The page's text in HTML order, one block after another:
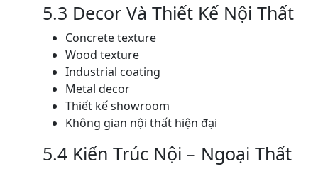
5.3 Decor Và Thiết Kế Nội Thất
Concrete texture
Wood texture
Industrial coating
Metal decor
Thiết kế showroom
Không gian nội thất hiện đại
5.4 Kiến Trúc Nội – Ngoại Thất